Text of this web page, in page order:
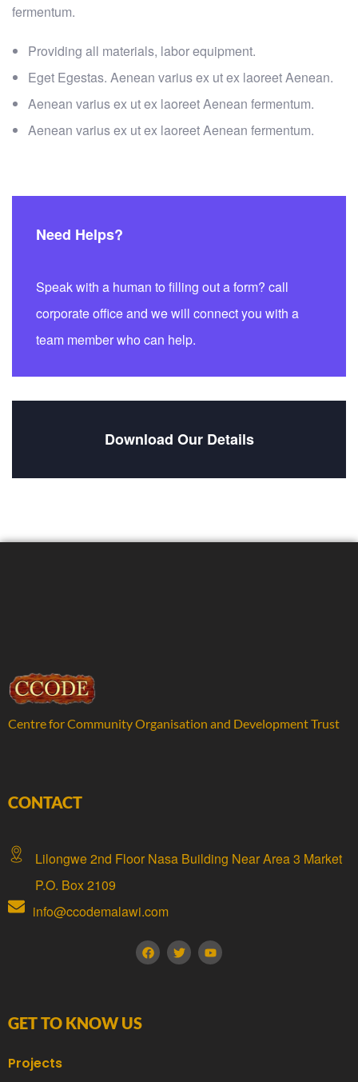
fermentum.
Providing all materials, labor equipment.
Eget Egestas. Aenean varius ex ut ex laoreet Aenean.
Aenean varius ex ut ex laoreet Aenean fermentum.
Aenean varius ex ut ex laoreet Aenean fermentum.
Need Helps?
Speak with a human to filling out a form? call
corporate office and we will connect you with a
team member who can help.
Download Our Details
Centre for Community Organisation and Development Trust
CONTACT
Lilongwe 2nd Floor Nasa Building Near Area 3 Market
P.O. Box 2109
info@ccodemalawi.com
GET TO KNOW US
Projects